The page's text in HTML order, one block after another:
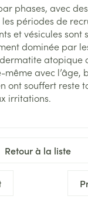
phases, avec
périodes de
et vésicules sont
dominée par
atopique
même avec l’âge,
ont souffert reste
irritations.
Retour à la liste